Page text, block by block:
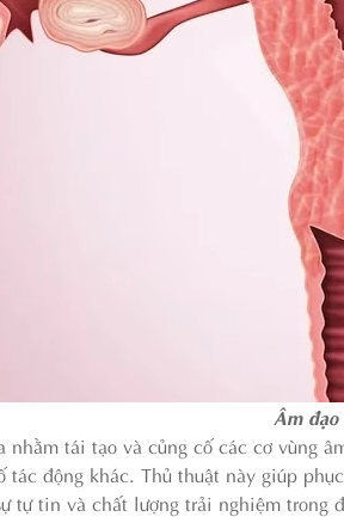
Âm
tái tạo và củng cố các cơ vùng
tác động khác. Thủ thuật này giúp
tự tin và chất lượng trải nghiệm trong